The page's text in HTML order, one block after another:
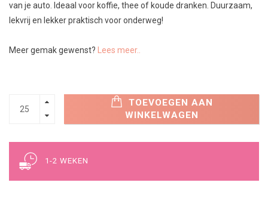
van je auto. Ideaal voor koffie, thee of koude dranken. Duurzaam,
lekvrij en lekker praktisch voor onderweg!
Meer gemak gewenst? Lees meer..
TOEVOEGEN AAN
WINKELWAGEN
1-2 WEKEN